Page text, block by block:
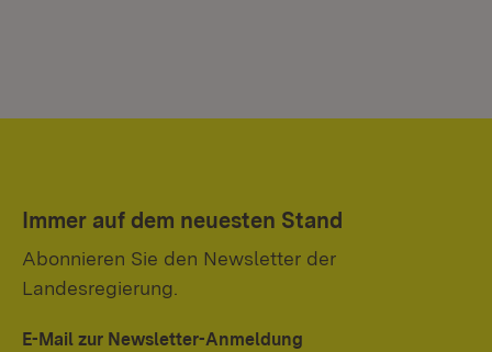
Immer auf dem neuesten Stand
Abonnieren Sie den Newsletter der
Landesregierung.
E-Mail zur Newsletter-Anmeldung